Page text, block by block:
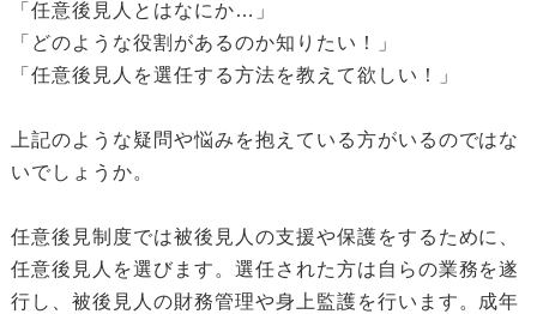
「任意後見人とはなにか…」
「どのような役割があるのか知りたい！」
「任意後見人を選任する方法を教えて欲しい！」
上記のような疑問や悩みを抱えている方がいるのではな
いでしょうか。
任意後見制度では被後見人の支援や保護をするために、
任意後見人を選びます。選任された方は自らの業務を遂
行し、被後見人の財務管理や身上監護を行います。成年